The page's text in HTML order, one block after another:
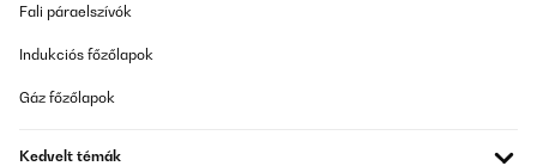
Fali páraelszívók
Indukciós főzőlapok
Gáz főzőlapok
Kedvelt témák